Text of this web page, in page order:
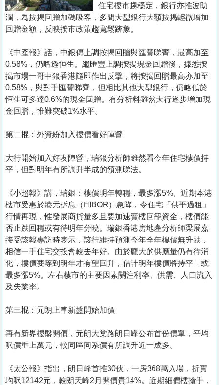
手
冊
於
我
們
住宅樓市趨穩定，銀行亦推波助
瀾，為按揭回贈加碼吸客，多間大型銀行大額按揭輕微增加
回贈金額，反映按市政策趨寬鬆跡象。
《中產報》話，中銀傳上調按揭回贈與匯豐睇齊，最高加至
0.58%，仍略遜恒生。繼匯豐上調按揭現金回贈後，據悉按
揭市場一哥中銀香港隨即作出反擊，將按揭回贈最高亦加至
0.58%，與對手匯豐睇齊，但相比其他大型銀行，仍略低於
恒生可多達0.6%的現金回贈。有分析料雖然大行逐步增加現
金回贈，惟難突破1%水平。
第二棍：外資紛加入樓價看好陣營
大行開始加入好友陣營，瑞銀分析師雖然看今年住宅樓價持
平，但對明年有所調升半成的預測睇法。
《小超報》講，瑞銀：樓價明年轉穩，最多漲5%。近期本港
樓市受惠於港元拆息（HIBOR）急降，令住宅「供平過租」
行情再現，惟發展商貨量多且要加速賣樓回籠資金，樓價能
否止跌回穩或有待明年分曉。瑞銀香港房地產分析師梁展嘉
接受該報專訪時表示，該行維持預測今年全年樓價無升跌，
相信一手住宅交投會較去年好。由於龐大的供應量仍有待消
化，樓價要等到明年才有望回升，估計明年樓價將持平，或
最多漲5%。左右樓市的主要因素關注利率、供需、人口流入
及失業率。
第三棍：元朗上車新盤開始加價
再有新界樓盤開價，元朗大棠路朗日峰公布首份價單，平均
呎價重上萬元，較同區同系價有所調升近一成多。
《太公報》指出，朗日峰首推30伙，一房368萬入場，折實
均呎12142元，較朗天峰2月開價貴14%。近期細價樓搶手，